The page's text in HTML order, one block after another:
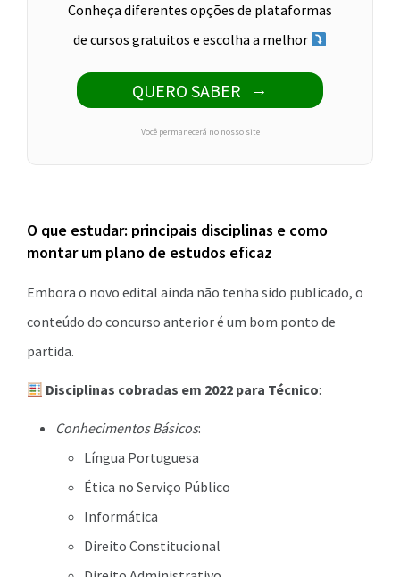
Conheça diferentes opções de plataformas
de cursos gratuitos e escolha a melhor
QUERO SABER
Você permanecerá no nosso site
O que estudar: principais disciplinas e como
montar um plano de estudos eficaz
Embora o novo edital ainda não tenha sido publicado, o
conteúdo do concurso anterior é um bom ponto de
partida.
Disciplinas cobradas em 2022 para Técnico:
Conhecimentos Básicos:
Língua Portuguesa
Ética no Serviço Público
Informática
Direito Constitucional